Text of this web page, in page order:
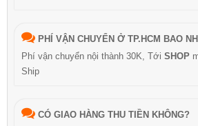
PHÍ VẬN CHUYỂN Ở TP.HCM BAO
Phí vận chuyển nội thành 30K, Tới SHOP
Ship
CÓ GIAO HÀNG THU TIỀN KHÔNG?